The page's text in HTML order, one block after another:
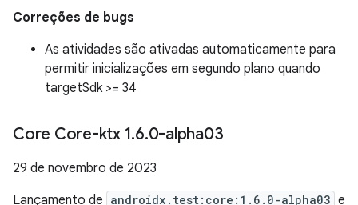
Correções de bugs
As atividades são ativadas automaticamente para
permitir inicializações em segundo plano quando
targetSdk >= 34
Core Core-ktx 1.6.0-alpha03
29 de novembro de 2023
Lançamento de androidx.test:core:1.6.0-alpha03 e